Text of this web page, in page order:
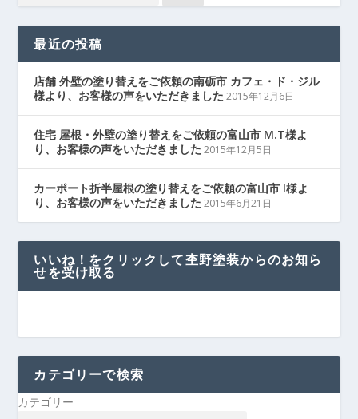
最近の投稿
店舗 外壁の塗り替えをご依頼の南砺市 カフェ・ド・ジル
様より、お客様の声をいただきました 2015年12月6日
住宅 屋根・外壁の塗り替えをご依頼の富山市 M.T様よ
り、お客様の声をいただきました 2015年12月5日
カーポート折半屋根の塗り替えをご依頼の富山市 I様よ
り、お客様の声をいただきました 2015年6月21日
いいね！をクリックして杢野塗装からのお知ら
せを受け取る
カテゴリーで検索
カテゴリー